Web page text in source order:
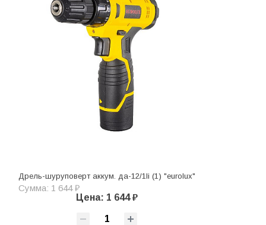
Дрель-шуруповерт аккум. да-12/1li (1) "eurolux"
Сумма: 1 644 ₽
Цена: 1 644 ₽